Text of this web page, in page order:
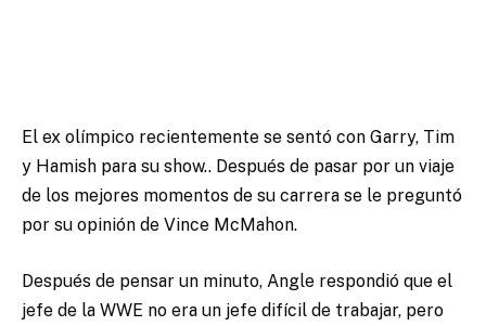
El ex olímpico recientemente se sentó con Garry, Tim
y Hamish para su show.. Después de pasar por un viaje
de los mejores momentos de su carrera se le preguntó
por su opinión de Vince McMahon.
Después de pensar un minuto, Angle respondió que el
jefe de la WWE no era un jefe difícil de trabajar, pero